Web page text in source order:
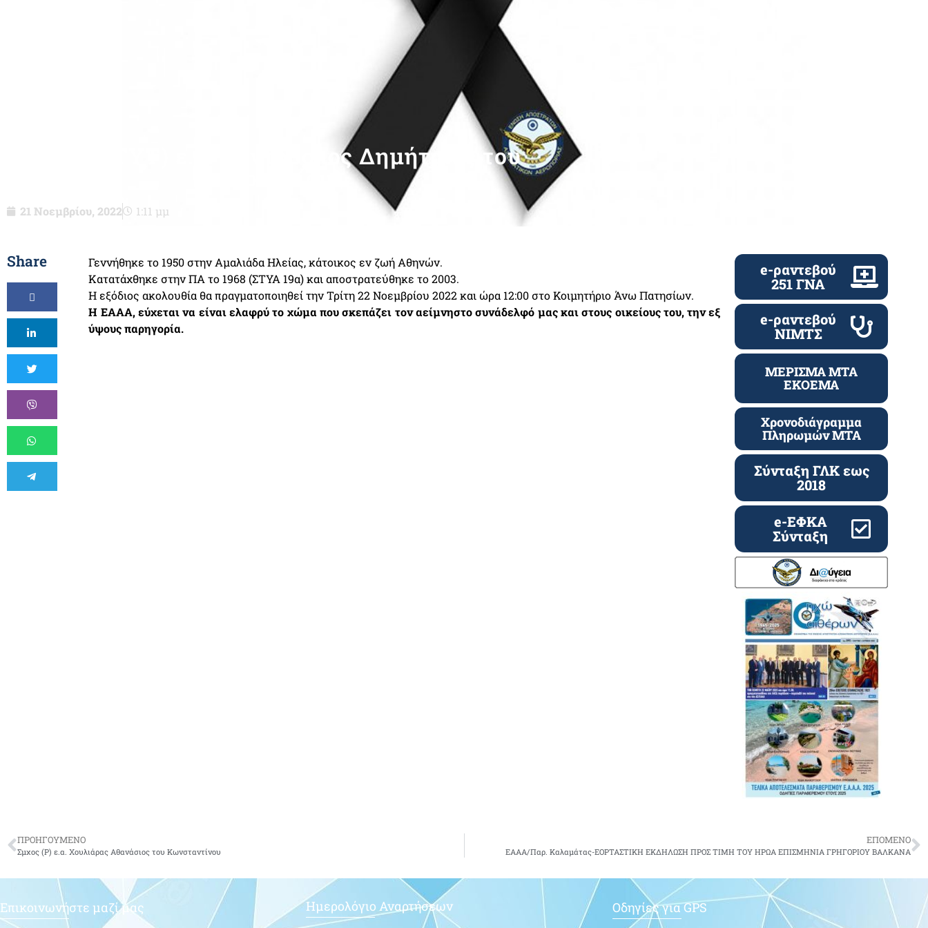
Σμχος (ΤΥΤ) ε.α. Πεντόβολος Δημήτριος του
21 Νοεμβρίου, 2022 1:11 μμ
Share
Γεννήθηκε το 1950 στην Αμαλιάδα Ηλείας, κάτοικος εν ζωή Αθηνών.
Κατατάχθηκε στην ΠΑ το 1968 (ΣΤΥΑ 19α) και αποστρατεύθηκε το 2003.
Η εξόδιος ακολουθία θα πραγματοποιηθεί την Τρίτη 22 Νοεμβρίου 2022 και ώρα 12:00 στο Κοιμητήριο Άνω Πατησίων.
Η ΕΑΑΑ, εύχεται να είναι ελαφρύ το χώμα που σκεπάζει τον αείμνηστο συνάδελφό μας και στους οικείους του, την εξ
ύψους παρηγορία.
e-ραντεβού
251 ΓΝΑ
e-ραντεβού
ΝΙΜΤΣ
ΜΕΡΙΣΜΑ ΜΤΑ
ΕΚΟΕΜΑ
Χρονοδιάγραμμα
Πληρωμών ΜΤΑ
Σύνταξη ΓΛΚ εως
2018
e-ΕΦΚΑ
Σύνταξη
ΠΡΟΗΓΟΥΜΕΝΟ
Σμχος (Ρ) ε.α. Χουλιάρας Αθανάσιος του Κωνσταντίνου
ΕΠΟΜΕΝΟ
ΕΑΑΑ/Παρ. Καλαμάτας-ΕΟΡΤΑΣΤΙΚΗ ΕΚΔΗΛΩΣΗ ΠΡΟΣ ΤΙΜΗ ΤΟΥ ΗΡΩΑ ΕΠΙΣΜΗΝΙΑ ΓΡΗΓΟΡΙΟΥ ΒΑΛΚΑΝΑ
Επικοινωνήστε μαζί μας Ημερολόγιο Αναρτήσεων Οδηγίες για GPS